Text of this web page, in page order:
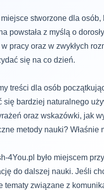
stworzone dla
powstała z myślą o
pracy oraz w zwykłych
się na co dzień.
treści dla osób
się bardziej naturalnego
oraz wskazówki, jak
metody nauki? Właśnie
4You.pl było miejscem
do dalszej nauki. Jeśli
tematy związane z